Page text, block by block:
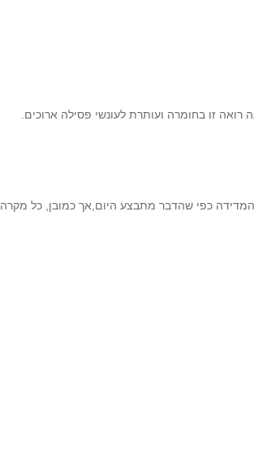
המדידה כפי שהדבר מתבצע היום,אך כמובן, כל מקרה